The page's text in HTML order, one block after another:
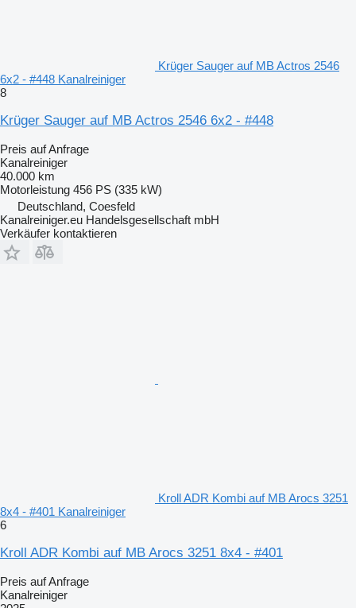
Krüger Sauger auf MB Actros 2546
6x2 - #448 Kanalreiniger
8
Krüger Sauger auf MB Actros 2546 6x2 - #448
Preis auf Anfrage
Kanalreiniger
40.000 km
Motorleistung 456 PS (335 kW)
Deutschland, Coesfeld
Kanalreiniger.eu Handelsgesellschaft mbH
Verkäufer kontaktieren
Kroll ADR Kombi auf MB Arocs 3251
8x4 - #401 Kanalreiniger
6
Kroll ADR Kombi auf MB Arocs 3251 8x4 - #401
Preis auf Anfrage
Kanalreiniger